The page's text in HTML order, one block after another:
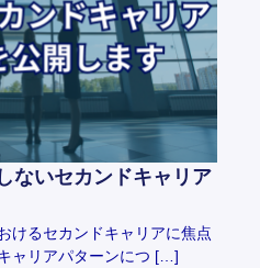
ないセカンドキャリア
けるセカンドキャリアに焦点
ャリアパターンにつ […]